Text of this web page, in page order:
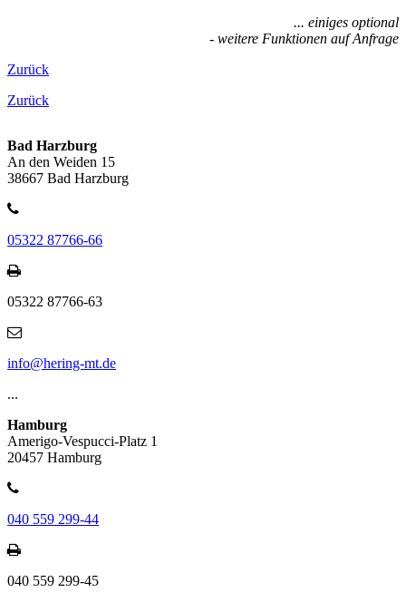
... einiges optional
- weitere Funktionen auf Anfrage
Zurück
Zurück
Bad Harzburg
An den Weiden 15
38667 Bad Harzburg
05322 87766-66
05322 87766-63
info@hering-mt.de
...
Hamburg
Amerigo-Vespucci-Platz 1
20457 Hamburg
040 559 299-44
040 559 299-45